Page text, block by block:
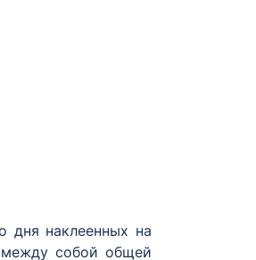
дня наклеенных на
собой общей